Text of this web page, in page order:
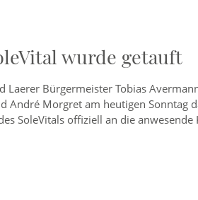
wurde getauft
Bürgermeister Tobias
André Morgret am heutigen Sonntag
SoleVitals offiziell an die anwesende